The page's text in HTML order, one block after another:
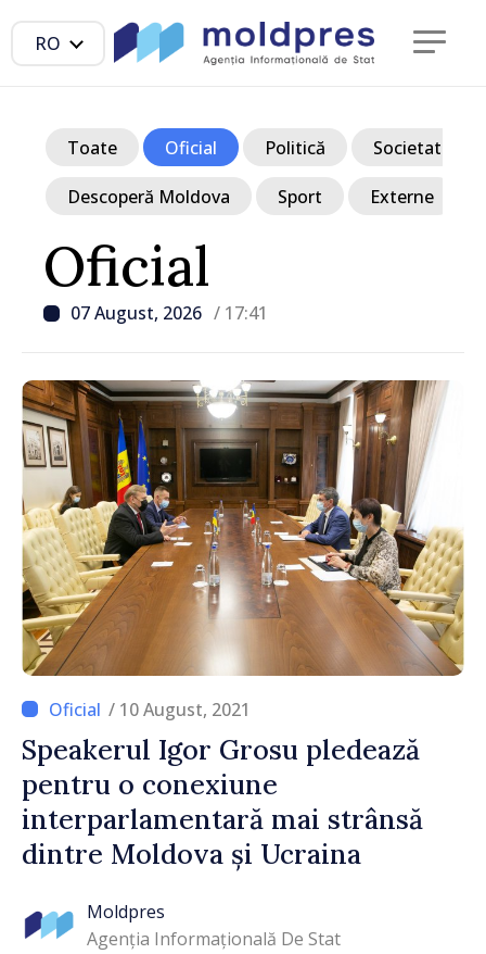
RO
Oficial
07 August, 2026 / 17:41
Toate Oficial Politică Societate
Descoperă Moldova Sport Externe
/ 10 August, 2021
Speakerul Igor Grosu pledează
pentru o conexiune
interparlamentară mai strânsă
dintre Moldova și Ucraina
Moldpres
Agenția Informațională De Stat